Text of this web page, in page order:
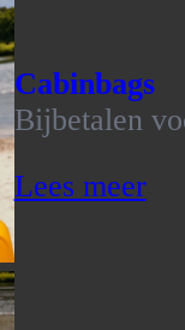
Cabinbags
Bijbetalen
Lees meer